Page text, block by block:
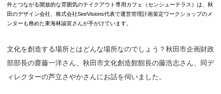
外とつながる開放的な雰囲気のテイクアウト専用カフェ（センシューテラス）は、秋
田のデザイン会社、株式会社SeeVisions代表で運営管理計画策定ワークショップのメ
ンターも務めた東海林諭宣さんが手がけています。
文化を創造する場所とはどんな場所なのでしょう？秋田市企画財政
部部長の齋藤一洋さん、秋田市文化創造館館長の藤浩志さん、同デ
ィレクターの芦立さやかさんにお話を伺いました。